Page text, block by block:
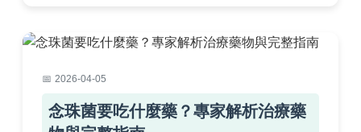
2026-04-05
念珠菌要吃什麼藥？專家解析治療藥